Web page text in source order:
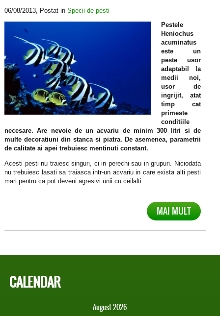
06/08/2013, Postat in Specii de pesti
Pestele
Heniochus
acuminatus
este un
peste usor
adaptabil la
medii noi,
usor de
ingrijit, atat
timp cat
primeste
conditiile
necesare. Are nevoie de un acvariu de minim 300 litri si de
multe decoratiuni din stanca si piatra. De asemenea, parametrii
de calitate ai apei trebuiesc mentinuti constant.
Acesti pesti nu traiesc singuri, ci in perechi sau in grupuri. Niciodata
nu trebuiesc lasati sa traiasca intr-un acvariu in care exista alti pesti
mari pentru ca pot deveni agresivi unii cu ceilalti.
MAI MULT
CALENDAR
August 2026